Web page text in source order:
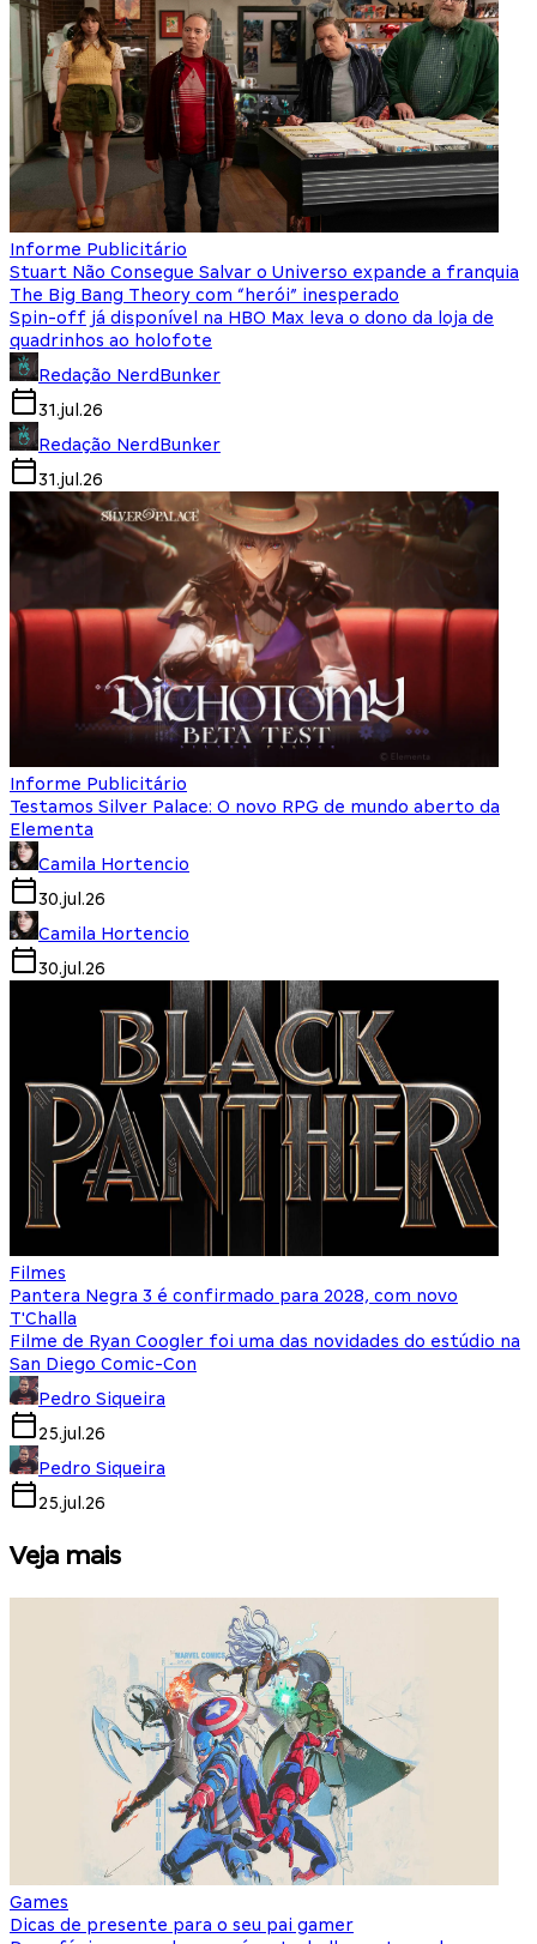
Informe Publicitário
Stuart Não Consegue Salvar o Universo expande a franquia
The Big Bang Theory com “herói” inesperado
Spin-off já disponível na HBO Max leva o dono da loja de
quadrinhos ao holofote
Redação NerdBunker
31.jul.26
Redação NerdBunker
31.jul.26
Informe Publicitário
Testamos Silver Palace: O novo RPG de mundo aberto da
Elementa
Camila Hortencio
30.jul.26
Camila Hortencio
30.jul.26
Filmes
Pantera Negra 3 é confirmado para 2028, com novo
T'Challa
Filme de Ryan Coogler foi uma das novidades do estúdio na
San Diego Comic-Con
Pedro Siqueira
25.jul.26
Pedro Siqueira
25.jul.26
Veja mais
Games
Dicas de presente para o seu pai gamer